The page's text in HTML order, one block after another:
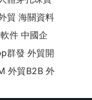
貿 海關資料
件 中國企
群發 外貿開
外貿B2B 外